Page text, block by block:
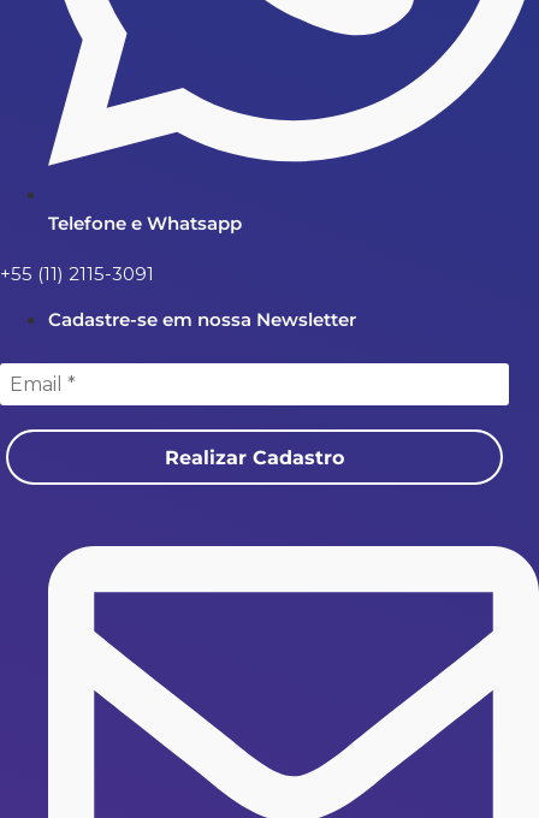
Telefone e Whatsapp
+55 (11) 2115-3091
Cadastre-se em nossa Newsletter
Realizar Cadastro